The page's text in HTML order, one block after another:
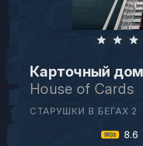
Карточный
House of Cards
СТАРУШКИ В БЕГАХ 2
8.6